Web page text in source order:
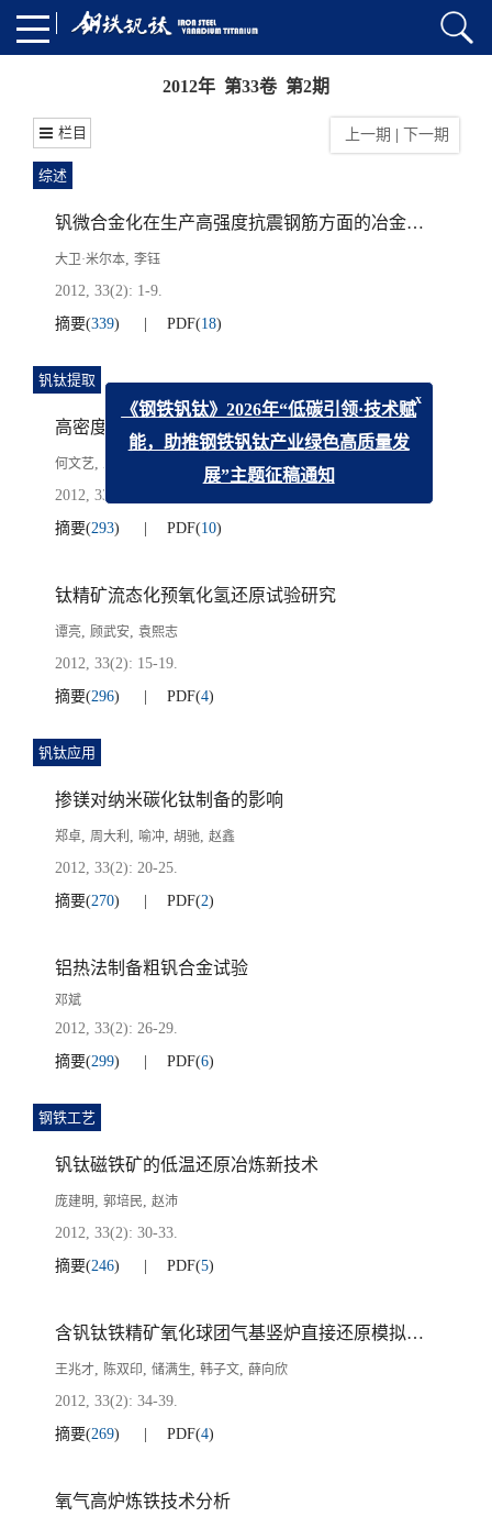
2012年 第33卷 第2期
栏目 上一期 下一期
综述
钒微合金化在生产高强度抗震钢筋方面的冶金优势
大卫·米尔本, 李钰
2012, 33(2): 1-9.
摘要(339) PDF(18)
钒钛提取
高密度多钒酸铵制备技术研究
何文艺, 王小江 尹丹凤
2012, 33(2): 10-14.
摘要(293) PDF(10)
钛精矿流态化预氧化氢还原试验研究
谭亮, 顾武安, 袁熙志
2012, 33(2): 15-19.
摘要(296) PDF(4)
钒钛应用
掺镁对纳米碳化钛制备的影响
郑卓, 周大利 , 喻冲, 胡驰, 赵鑫
2012, 33(2): 20-25.
摘要(270) PDF(2)
铝热法制备粗钒合金试验
邓斌
2012, 33(2): 26-29.
摘要(299) PDF(6)
钢铁工艺
钒钛磁铁矿的低温还原冶炼新技术
庞建明, 郭培民, 赵沛
2012, 33(2): 30-33.
摘要(246) PDF(5)
含钒钛铁精矿氧化球团气基竖炉直接还原模拟试验
王兆才, 陈双印, 储满生, 韩子文, 薛向欣
2012, 33(2): 34-39.
摘要(269) PDF(4)
氧气高炉炼铁技术分析
《钢铁钒钛》2026年“低碳引领·技术赋
能，助推钢铁钒钛产业绿色高质量发
展”主题征稿通知